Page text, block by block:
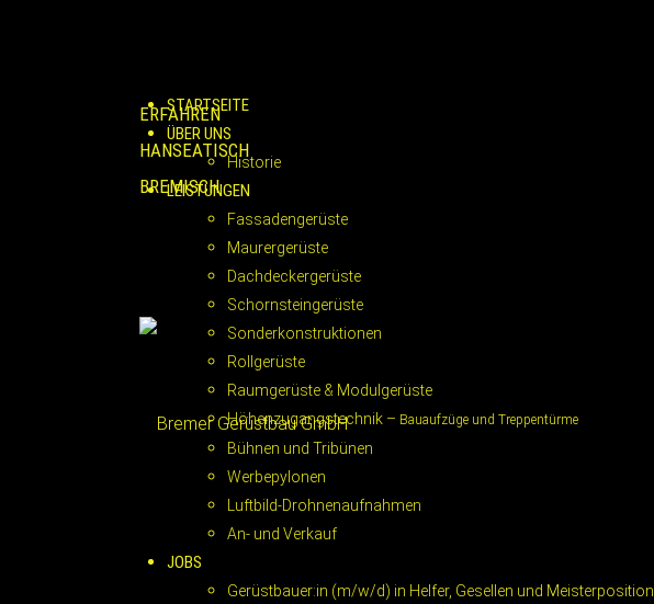
ERFAHREN
HANSEATISCH
BREMISCH
STARTSEITE
ÜBER UNS
Historie
LEISTUNGEN
Fassadengerüste
Maurergerüste
Dachdeckergerüste
Schornsteingerüste
Sonderkonstruktionen
Rollgerüste
Raumgerüste & Modulgerüste
Höhenzugangstechnik – Bauaufzüge und Treppentürme
Bühnen und Tribünen
Werbepylonen
Luftbild-Drohnenaufnahmen
An- und Verkauf
JOBS
Gerüstbauer:in (m/w/d) in Helfer, Gesellen und Meisterposition